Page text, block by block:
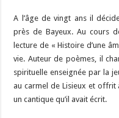
A l’âge de vingt ans il
près de Bayeux. Au cours
lecture de « Histoire d’une
vie. Auteur de poèmes, il
spirituelle enseignée par la
au carmel de Lisieux et offrit
un cantique qu’il avait écrit.